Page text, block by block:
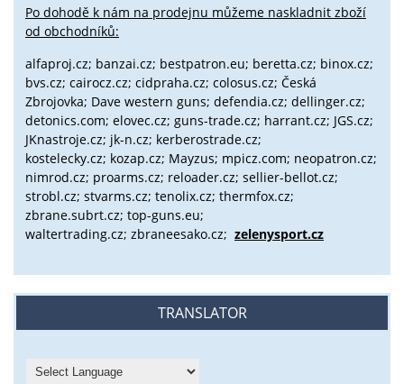
Po dohodě k nám na prodejnu můžeme naskladnit zboží
od obchodníků:
alfaproj.cz; banzai.cz; bestpatron.eu; beretta.cz; binox.cz;
bvs.cz; cairocz.cz; cidpraha.cz; colosus.cz; Česká
Zbrojovka; Dave western guns; defendia.cz; dellinger.cz;
detonics.com; elovec.cz; guns-trade.cz; harrant.cz; JGS.cz;
JKnastroje.cz; jk-n.cz; kerberostrade.cz;
kostelecky.cz; kozap.cz; Mayzus; mpicz.com; neopatron.cz;
nimrod.cz; proarms.cz; reloader.cz; sellier-bellot.cz;
strobl.cz; stvarms.cz; tenolix.cz; thermfox.cz;
zbrane.subrt.cz; top-guns.eu;
waltertrading.cz; zbraneesako.cz; zelenysport.cz
TRANSLATOR